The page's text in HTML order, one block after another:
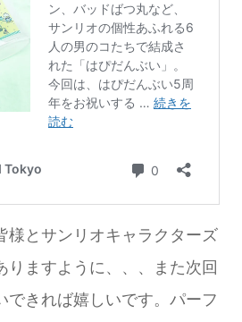
様とサンリオキャラクターズ
りますように、、、また次回
できれば嬉しいです。パーフ